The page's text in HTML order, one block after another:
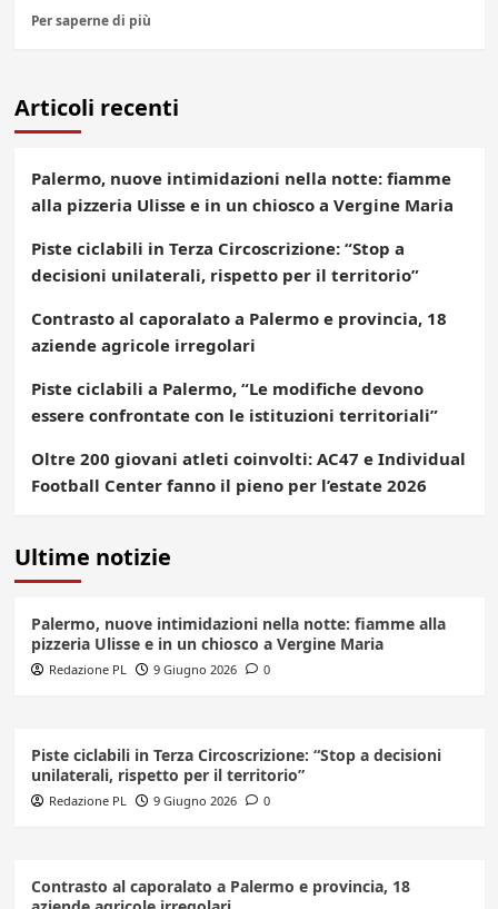
Per saperne di più
Articoli recenti
Palermo, nuove intimidazioni nella notte: fiamme
alla pizzeria Ulisse e in un chiosco a Vergine Maria
Piste ciclabili in Terza Circoscrizione: “Stop a
decisioni unilaterali, rispetto per il territorio”
Contrasto al caporalato a Palermo e provincia, 18
aziende agricole irregolari
Piste ciclabili a Palermo, “Le modifiche devono
essere confrontate con le istituzioni territoriali”
Oltre 200 giovani atleti coinvolti: AC47 e Individual
Football Center fanno il pieno per l’estate 2026
Ultime notizie
Palermo, nuove intimidazioni nella notte: fiamme alla
pizzeria Ulisse e in un chiosco a Vergine Maria
Redazione PL 9 Giugno 2026 0
Piste ciclabili in Terza Circoscrizione: “Stop a decisioni
unilaterali, rispetto per il territorio”
Redazione PL 9 Giugno 2026 0
Contrasto al caporalato a Palermo e provincia, 18